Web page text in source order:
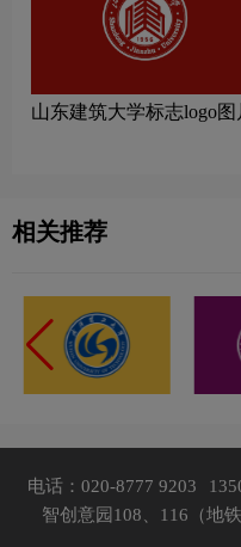
山东建筑大学标志logo图
相关推荐
电话：020-8777 9203
智创意园108、116（地